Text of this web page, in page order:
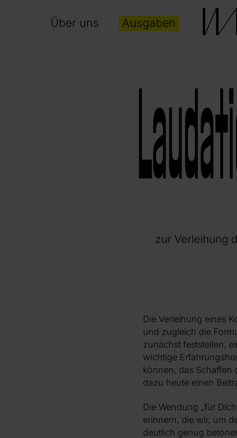
Über uns Ausgaben
zur Verleihung
Die Verleihung eines
und zugleich die
zunächst feststellen,
wichtige
können, das Schaffen
dazu heute einen
Die Wendung „für
erinnern, die wir, um
deutlich genug